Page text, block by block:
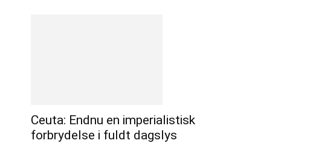
Ceuta: Endnu en imperialistisk
forbrydelse i fuldt dagslys